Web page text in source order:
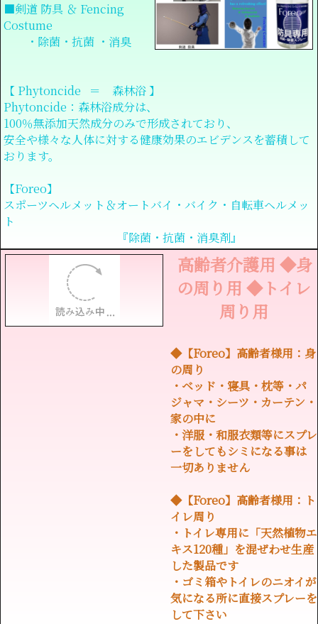
■剣道 防具 ＆ Fencing
Costume
・除菌・抗菌 ・消臭
【 Phytoncide ＝ 森林浴 】
Phytoncide：森林浴成分は、
100％無添加天然成分のみで形成されており、
安全や様々な人体に対する健康効果のエビデンスを蓄積して
おります。
【Foreo】
スポーツヘルメット＆オートバイ・バイク・自転車ヘルメッ
ト
『除菌・抗菌・消臭剤』
高齢者介護用 ◆身
の周り用 ◆トイレ
周り用
◆【Foreo】高齢者様用：身
の周り
・ベッド・寝具・枕等・パ
ジャマ・シーツ・カーテン・
家の中に
・洋服・和服衣類等にスプレ
ーをしてもシミになる事は
一切ありません
◆【Foreo】高齢者様用：ト
イレ周り
・トイレ専用に「天然植物エ
キス120種」を混ぜわせ生産
した製品です
・ゴミ箱やトイレのニオイが
気になる所に直接スプレーを
して下さい